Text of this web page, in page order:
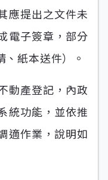
應提出之文件未
電子簽章，部分
紙本送件）。
產登記，內政
統功能，並依推
適作業，說明如